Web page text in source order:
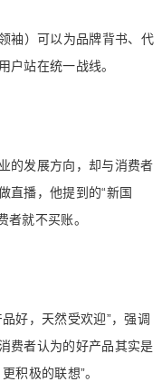
袖）可以为品牌背书、代
户站在统一战线。
的发展方向，却与消费者
直播，他提到的“新国
者就不买账。
好，天然受欢迎”，强调
费者认为的好产品其实是
积极的联想”。